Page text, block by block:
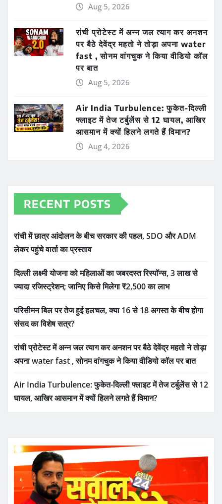
Aug 5, 2026
रांची प्रोटेस्ट में अन्न जल त्याग कर अनशन
पर बैठे देवेंद्र महतो ने तोड़ा अपना water
fast , सोनम वांगचुक ने किया वीडियो कॉल
पर बात
Aug 5, 2026
Air India Turbulence: फुकेत-दिल्ली
फ्लाइट में तेज टर्बुलेंस से 12 घायल, आखिर
आसमान में क्यों हिलने लगते हैं विमान?
Aug 4, 2026
RECENT POSTS
रांची में छात्र आंदोलन के बीच सरकार की पहल, SDO और ADM
लेकर पहुंचे वार्ता का प्रस्ताव
दिल्ली लक्ष्मी योजना को महिलाओं का जबरदस्त रिस्पॉन्स, 3 लाख से
ज्यादा रजिस्ट्रेशन; जानिए किसे मिलेगा ₹2,500 का लाभ
परिसीमन बिल पर तेज हुई हलचल, क्या 16 से 18 अगस्त के बीच होगा
संसद का विशेष सत्र?
रांची प्रोटेस्ट में अन्न जल त्याग कर अनशन पर बैठे देवेंद्र महतो ने तोड़ा
अपना water fast , सोनम वांगचुक ने किया वीडियो कॉल पर बात
Air India Turbulence: फुकेत-दिल्ली फ्लाइट में तेज टर्बुलेंस से 12
घायल, आखिर आसमान में क्यों हिलने लगते हैं विमान?